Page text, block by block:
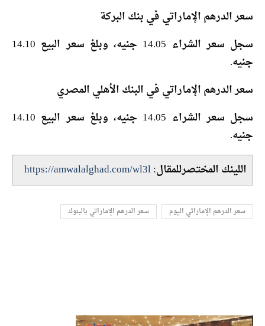
سعر الدرهم الإماراتي في بنك البركة
سجل سعر الشراء 14.05 جنيه، وبلغ سعر البيع 14.10
جنيه.
سعر الدرهم الإماراتي في البنك الأهلي المصري
سجل سعر الشراء 14.05 جنيه، وبلغ سعر البيع 14.10
جنيه.
اللينك المختصرللمقال:https://amwalalghad.com/wl3l
سعر الدرهم الإماراتي اليوم سعر الدرهم الإماراتي بالبنوك